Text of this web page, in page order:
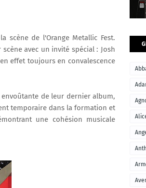
scène de l'Orange Metallic Fest.
avec un invité spécial : Josh
effet toujours en convalescence
de leur dernier album,
temporaire dans la formation et
une cohésion musicale